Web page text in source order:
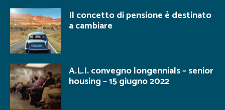
Il concetto di pensione è destinato
a cambiare
A.L.I. convegno longennials – senior
housing – 15 giugno 2022